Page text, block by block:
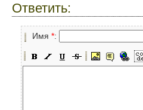
Ответить:
Имя *: